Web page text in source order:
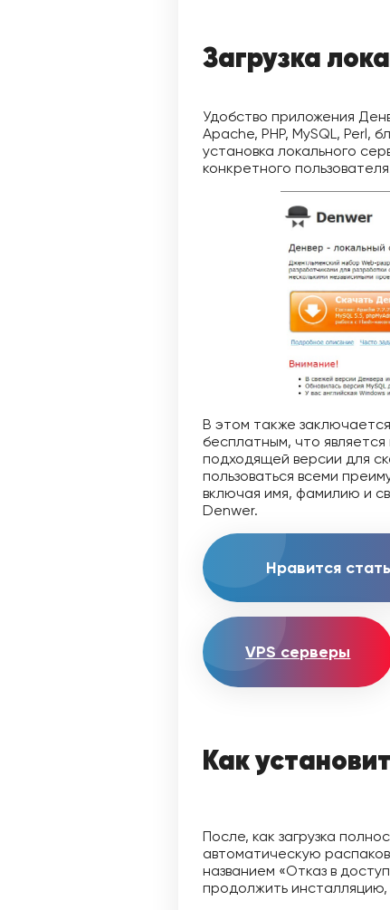
Загрузка
Удобство приложения
Apache, PHP, MySQL,
установка локального
конкретного
В этом также
бесплатным, что
подходящей версии для
пользоваться всеми
включая имя, фамилию и
Denwer.
Нравится
VPS серверы
Как
После, как загрузка
автоматическую
названием «Отказ в
продолжить инсталляцию,